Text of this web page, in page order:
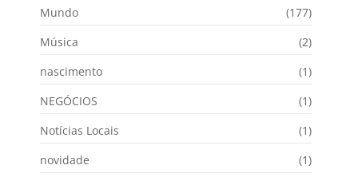
Mundo
(177)
Música
(2)
nascimento
(1)
NEGÓCIOS
(1)
Notícias Locais
(1)
novidade
(1)